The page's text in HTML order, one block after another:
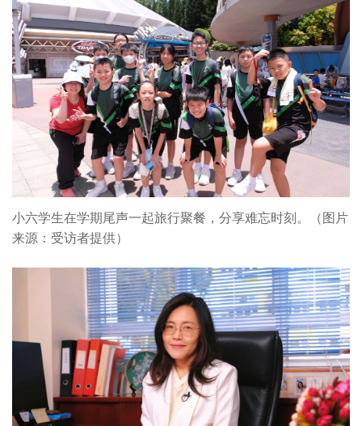
小六学生在学期尾声一起旅行聚餐，分享难忘时刻。（图片
来源：受访者提供）